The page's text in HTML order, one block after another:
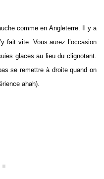
comme en Angleterre. Il y a
fait vite. Vous aurez l’occasion
glaces au lieu du clignotant.
se remettre à droite quand on
ahah).